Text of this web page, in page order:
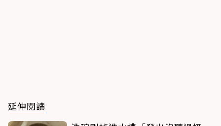
延伸閱讀